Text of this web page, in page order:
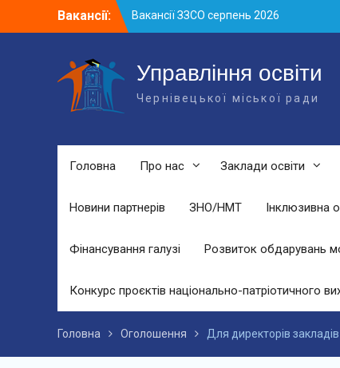
Вакансії:
Вакансії ЗЗСО серпень 2026
Вакансії ЗЗСО червень 2026
підрозділах ЗЗСО станом на 01.08.2026
р.Управління освіти
Чернівецької міської ради
Головна Про нас Заклади освіти
Новини партнерів ЗНО/НМТ Інклюзивна
Фінансування галузі Розвиток обдарувань
Конкурс проєктів національно-патріотичного
Головна Оголошення Для директорів